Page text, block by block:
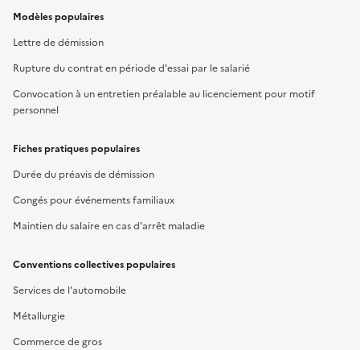
Modèles populaires
Lettre de démission
Rupture du contrat en période d'essai par le salarié
Convocation à un entretien préalable au licenciement pour motif
personnel
Fiches pratiques populaires
Durée du préavis de démission
Congés pour événements familiaux
Maintien du salaire en cas d'arrêt maladie
Conventions collectives populaires
Services de l'automobile
Métallurgie
Commerce de gros